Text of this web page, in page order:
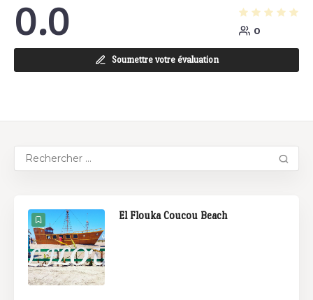
0.0 0
Soumettre votre évaluation
El Flouka Coucou Beach